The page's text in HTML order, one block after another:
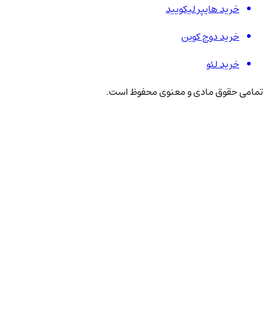
خرید هایپر لیکویید
خرید دوج کوین
خرید لئو
تمامی حقوق مادی و معنوی محفوظ است.